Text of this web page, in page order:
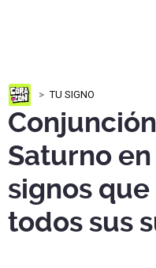
TU SIGNO
Saturno
signos
todos sus